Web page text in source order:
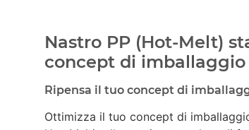
Nastro PP (Hot-Melt)
concept di imballaggio
Ripensa il tuo concept di
Ottimizza il tuo concept di